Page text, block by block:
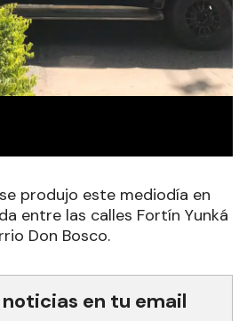
produjo este mediodía en
entre las calles Fortín Yunká
Don Bosco.
noticias en tu email